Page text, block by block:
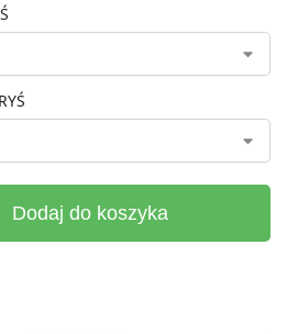
Dodaj do koszyka